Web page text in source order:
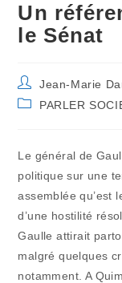
Un
le Sénat
Auteur/autrice
de
la
Jean-Marie
PostPARLER
Le général de
politique sur une
assemblée qu’est
d’une hostilité
Gaulle attirait
malgré quelques
notamment. A